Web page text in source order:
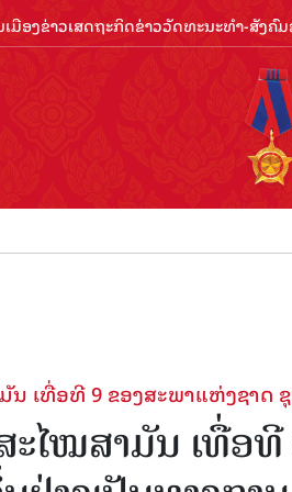
ມືອງຂ່າວເສດຖະກິດຂ່າວວັດທະນະທຳ-ສັງຄົມ
ເທື່ອທີ 9 ຂອງສະພາແຫ່ງຊາດ
ໄໝສາມັນ ເທື່ອ